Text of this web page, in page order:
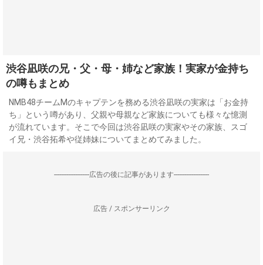
渋谷凪咲の兄・父・母・姉など家族！実家が金持ち
の噂もまとめ
NMB48チームMのキャプテンを務める渋谷凪咲の実家は「お金持
ち」という噂があり、父親や母親など家族についても様々な憶測
が流れています。そこで今回は渋谷凪咲の実家やその家族、スゴ
イ兄・渋谷拓希や従姉妹についてまとめてみました。
--------------------広告の後に記事があります--------------------
広告 / スポンサーリンク